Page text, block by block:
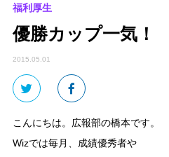
福利厚生
優勝カップ一気！
2015.05.01
こんにちは。広報部の橋本です。
Wizでは毎月、成績優秀者や